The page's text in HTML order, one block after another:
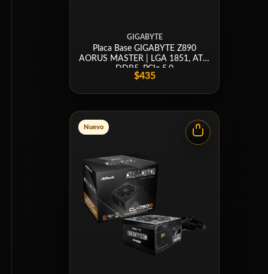
GIGABYTE
Placa Base GIGABYTE Z890
AORUS MASTER | LGA 1851, ATX,
DDR5, PCIe 5.0
$435
Nuevo